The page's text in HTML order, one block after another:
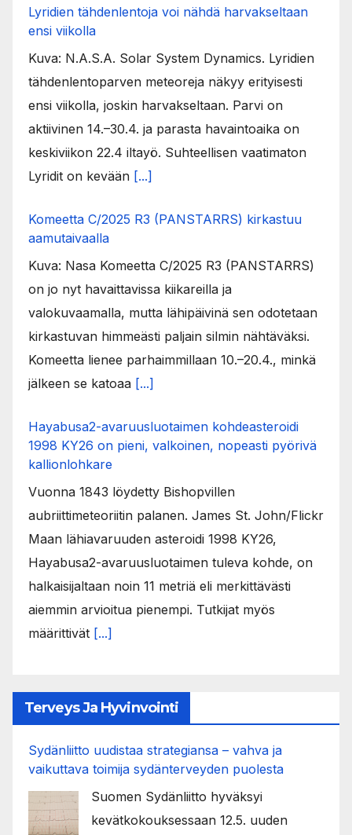
Lyridien tähdenlentoja voi nähdä harvakseltaan
ensi viikolla
Kuva: N.A.S.A. Solar System Dynamics. Lyridien
tähdenlentoparven meteoreja näkyy erityisesti
ensi viikolla, joskin harvakseltaan. Parvi on
aktiivinen 14.–30.4. ja parasta havaintoaika on
keskiviikon 22.4 iltayö. Suhteellisen vaatimaton
Lyridit on kevään [...]
Komeetta C/2025 R3 (PANSTARRS) kirkastuu
aamutaivaalla
Kuva: Nasa Komeetta C/2025 R3 (PANSTARRS)
on jo nyt havaittavissa kiikareilla ja
valokuvaamalla, mutta lähipäivinä sen odotetaan
kirkastuvan himmeästi paljain silmin nähtäväksi.
Komeetta lienee parhaimmillaan 10.–20.4., minkä
jälkeen se katoaa [...]
Hayabusa2-avaruusluotaimen kohdeasteroidi
1998 KY26 on pieni, valkoinen, nopeasti pyörivä
kallionlohkare
Vuonna 1843 löydetty Bishopvillen
aubriittimeteoriitin palanen. James St. John/Flickr
Maan lähiavaruuden asteroidi 1998 KY26,
Hayabusa2-avaruusluotaimen tuleva kohde, on
halkaisijaltaan noin 11 metriä eli merkittävästi
aiemmin arvioitua pienempi. Tutkijat myös
määrittivät [...]
Terveys Ja Hyvinvointi
Sydänliitto uudistaa strategiansa – vahva ja
vaikuttava toimija sydänterveyden puolesta
Suomen Sydänliitto hyväksyi
kevätkokouksessaan 12.5. uuden